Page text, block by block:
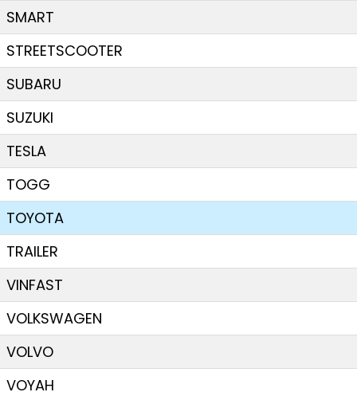
SMART
STREETSCOOTER
SUBARU
SUZUKI
TESLA
TOGG
TOYOTA
TRAILER
VINFAST
VOLKSWAGEN
VOLVO
VOYAH